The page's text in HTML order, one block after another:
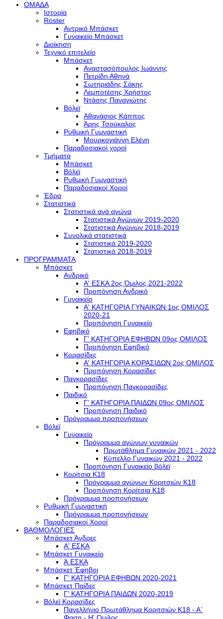
ΟΜΑΔΑ
Ιστορία
Roster
Αντρικό Μπάσκετ
Γυναικείο Μπάσκετ
Διοίκηση
Τεχνικό επιτελείο
Μπάσκετ
Αναστασόπουλος Ιωάννης
Πετρίδη Αθηνά
Σωτηριάδης Σάκης
Λεμποτέσης Χρήστος
Ντάσης Παναγιώτης
Βόλεϊ
Αθανάσιος Κάππος
Άρης Τσούκαλος
Ρυθμική Γυμναστική
Μουρκογιάννη Ελένη
Παραδοσιακοί χοροί
Τμήματα
Μπάσκετ
Βόλεϊ
Ρυθμική Γυμναστική
Παραδοσιακοί Χοροί
Έδρα
Στατιστικά
Στατιστικά ανά αγώνα
Στατιστικά Αγώνων 2019-2020
Στατιστικά Αγώνων 2018-2019
Συνολικά στατιστικά
Στατιστικά 2019-2020
Στατιστικά 2018-2019
ΠΡΟΓΡΑΜΜΑΤΑ
Μπάσκετ
Ανδρικό
Α' ΕΣΚΑ 2ος Όμιλος 2021-2022
Προπόνηση Ανδρικό
Γυναικείο
Α' ΚΑΤΗΓΟΡΙΑ ΓΥΝΑΙΚΩΝ 1ος ΟΜΙΛΟΣ
2020-21
Προπόνηση Γυναικείο
Εφηβικό
Γ' ΚΑΤΗΓΟΡΙΑ ΕΦΗΒΩΝ 09ος ΟΜΙΛΟΣ
Προπόνηση Εφηβικό
Κορασίδες
Α' ΚΑΤΗΓΟΡΙΑ ΚΟΡΑΣΙΔΩΝ 2ος ΟΜΙΛΟΣ
Προπόνηση Κορασίδες
Παγκορασίδες
Προπόνηση Παγκορασίδες
Παιδικό
Γ' ΚΑΤΗΓΟΡΙΑ ΠΑΙΔΩΝ 09ος ΟΜΙΛΟΣ
Προπόνηση Παιδικό
Πρόγραμμα προπονήσεων
Βόλεϊ
Γυναικείο
Πρόγραμμα αγώνων γυναικών
Πρωτάθλημα Γυναικών 2021 - 2022
Κύπελλο Γυναικών 2021 - 2022
Προπόνηση Γυναικείο βόλεϊ
Κορίτσια Κ18
Πρόγραμμα αγώνων Κοριτσιών Κ18
Προπόνηση Κορίτσια Κ18
Πρόγραμμα προπονήσεων
Ρυθμική Γυμναστική
Πρόγραμμα προπονήσεων
Παραδοσιακοί Χοροί
ΒΑΘΜΟΛΟΓΙΕΣ
Μπάσκετ Άνδρες
Α' ΕΣΚΑ
Μπάσκετ Γυναικείο
Ά ΕΣΚΑ
Μπάσκετ Έφηβοι
Γ' ΚΑΤΗΓΟΡΙΑ ΕΦΗΒΩΝ 2020-2021
Μπάσκετ Παίδες
Γ' ΚΑΤΗΓΟΡΙΑ ΠΑΙΔΩΝ 2020-2019
Βόλεϊ Κορασίδες
Πανελλήνιο Πρωτάθλημα Κοριτσιών Κ18 - Α΄